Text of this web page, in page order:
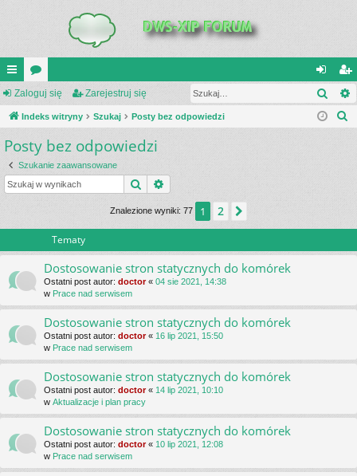
UI
C
K
_L
IN
or
a
al
og
ar
ej
Zaloguj się Zarejestruj się
Indeks witryny Szukaj Posty bez odpowiedzi
Posty bez odpowiedzi
Szukanie zaawansowane
Szukaj
Znalezione wyniki: 77 1 2
Tematy
Dostosowanie stron statycznych do komórek
Ostatni post autor: doctor« 04 sie 2021, 14:38
w Prace nad serwisem
Dostosowanie stron statycznych do komórek
Ostatni post autor: doctor« 16 lip 2021, 15:50
w Prace nad serwisem
Dostosowanie stron statycznych do komórek
Ostatni post autor: doctor« 14 lip 2021, 10:10
w Aktualizacje i plan pracy
Dostosowanie stron statycznych do komórek
Ostatni post autor: doctor« 10 lip 2021, 12:08
w Prace nad serwisem